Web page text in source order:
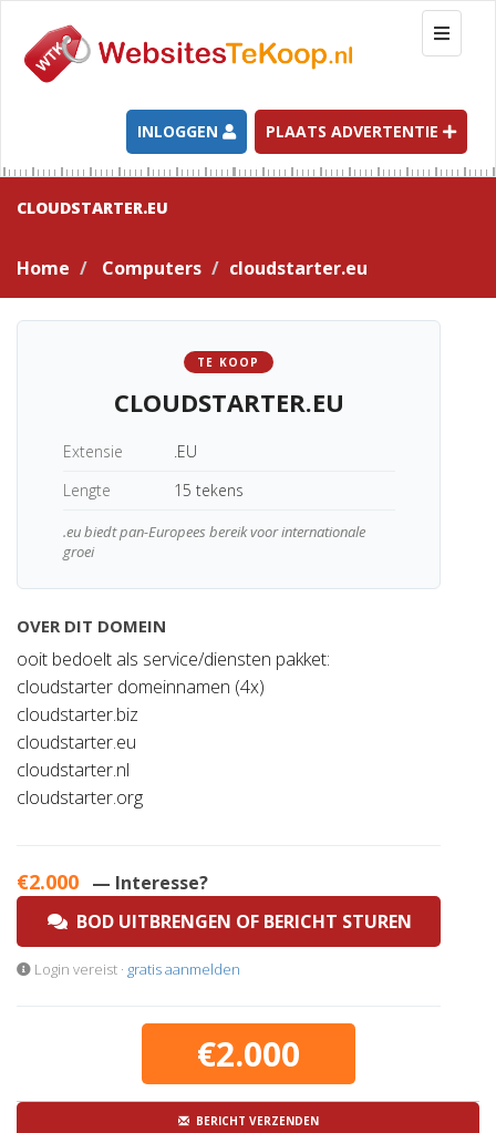
T
o
g
l
e
n
a
t
INLOGGEN PLAATS ADVERTENTIE
CLOUDSTARTER.EU
Home Computers cloudstarter.eu
TE KOOP
CLOUDSTARTER.EU
Extensie
.EU
Lengte
15 tekens
.eu biedt pan-Europees bereik voor internationale
groei
OVER DIT DOMEIN
ooit bedoelt als service/diensten pakket:
cloudstarter domeinnamen (4x)
cloudstarter.biz
cloudstarter.eu
cloudstarter.nl
cloudstarter.org
€2.000 — Interesse?
BOD UITBRENGEN OF BERICHT STUREN
Login vereist · gratis aanmelden
€2.000
BERICHT VERZENDEN